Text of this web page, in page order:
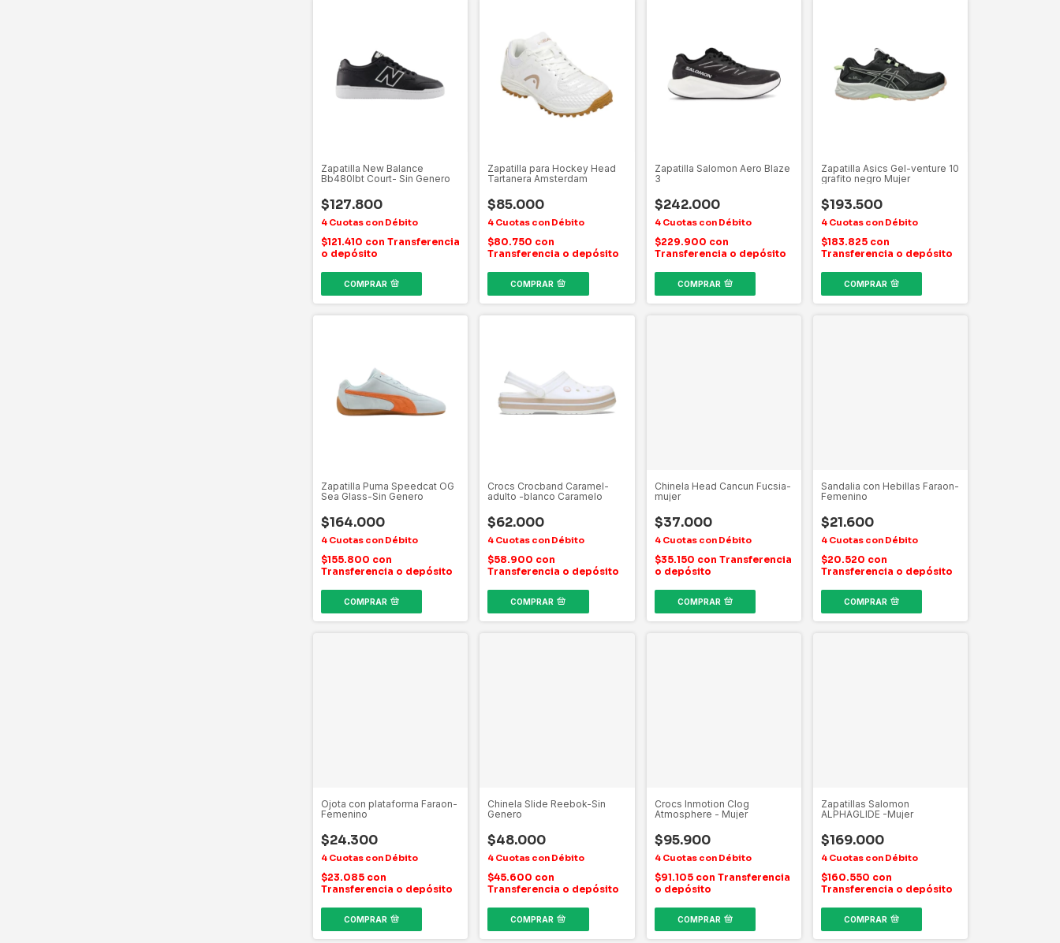
Zapatilla New Balance
Bb480lbt Court- Sin Genero
$127.800
$121.410 con Transferencia
o depósito
COMPRAR
Zapatilla para Hockey Head
Tartanera Amsterdam
$85.000
$80.750 con
Transferencia o depósito
COMPRAR
Zapatilla Salomon Aero Blaze
3
$242.000
$229.900 con
Transferencia o depósito
COMPRAR
Zapatilla Asics Gel-venture 10
grafito negro Mujer
$193.500
$183.825 con
Transferencia o depósito
COMPRAR
Zapatilla Puma Speedcat OG
Sea Glass-Sin Genero
$164.000
$155.800 con
Transferencia o depósito
COMPRAR
Crocs Crocband Caramel-
adulto -blanco Caramelo
$62.000
$58.900 con
Transferencia o depósito
COMPRAR
Chinela Head Cancun Fucsia-
mujer
$37.000
$35.150 con Transferencia
o depósito
COMPRAR
Sandalia con Hebillas Faraon-
Femenino
$21.600
$20.520 con
Transferencia o depósito
COMPRAR
Ojota con plataforma Faraon-
Femenino
$24.300
$23.085 con
Transferencia o depósito
COMPRAR
Chinela Slide Reebok-Sin
Genero
$48.000
$45.600 con
Transferencia o depósito
COMPRAR
Crocs Inmotion Clog
Atmosphere - Mujer
$95.900
$91.105 con Transferencia
o depósito
COMPRAR
Zapatillas Salomon
ALPHAGLIDE -Mujer
$169.000
$160.550 con
Transferencia o depósito
COMPRAR